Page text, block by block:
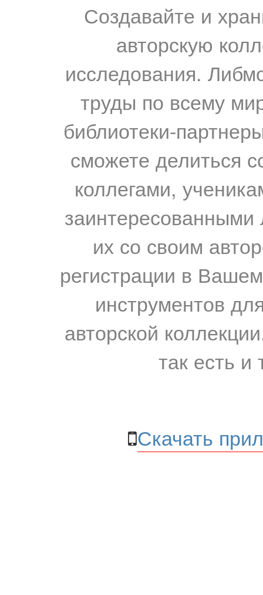
Создавайте и
авторскую
исследования.
труды по всему
библиотеки-
сможете делиться
коллегами,
их со своим
регистрации в
инструментов
авторской
так есть и
Скачать